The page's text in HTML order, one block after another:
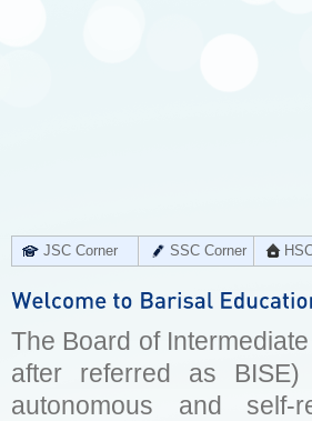
JSC Corner SSC Corner
The Board of
after referred as
autonomous and